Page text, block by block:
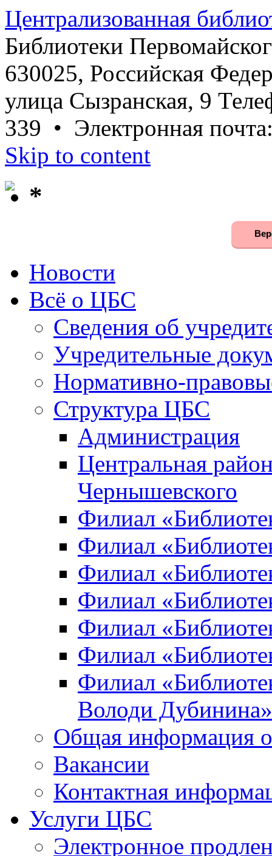
Централизованная
Библиотеки
630025, Российская
улица Сызранская, 9
339 • Электронная
Skip to content
*
Новости
Всё о ЦБС
Сведения об
Учредительные
Нормативно-
Структура ЦБС
Администрация
Центральная
Чернышевского
Филиал
Филиал
Филиал
Филиал
Филиал
Филиал
Филиал
Володи Дубинина»
Общая информация
Вакансии
Контактная
Услуги ЦБС
Электронное